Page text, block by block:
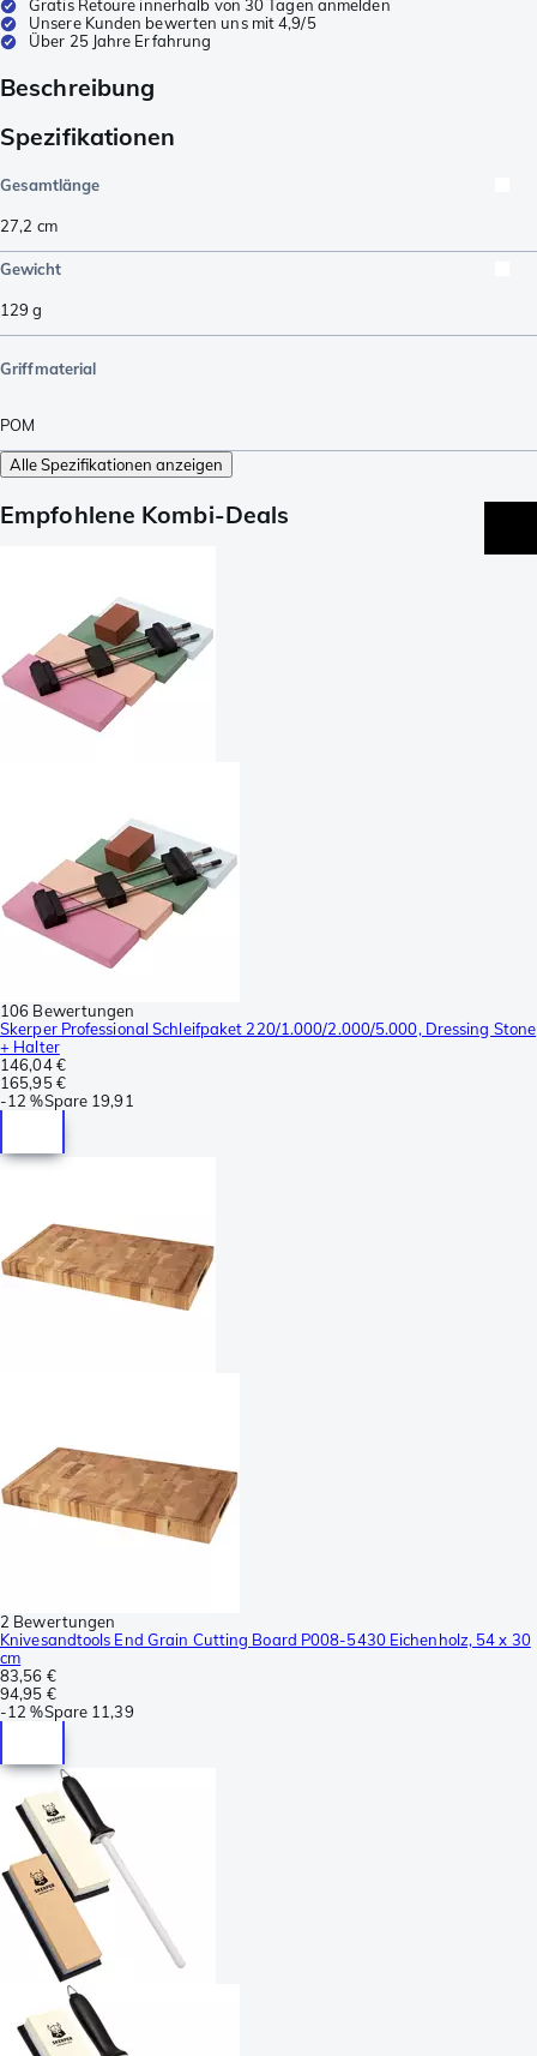
Gratis Retoure innerhalb von 30 Tagen anmelden
Unsere Kunden bewerten uns mit 4,9/5
Über 25 Jahre Erfahrung
Beschreibung
Spezifikationen
Gesamtlänge
27,2 cm
Gewicht
129 g
Griffmaterial
POM
Alle Spezifikationen anzeigen
Empfohlene Kombi-Deals
106 Bewertungen
Skerper Professional Schleifpaket 220/1.000/2.000/5.000, Dressing Stone
+ Halter
146,04 €
165,95 €
-12 %Spare 19,91
2 Bewertungen
Knivesandtools End Grain Cutting Board P008-5430 Eichenholz, 54 x 30
cm
83,56 €
94,95 €
-12 %Spare 11,39